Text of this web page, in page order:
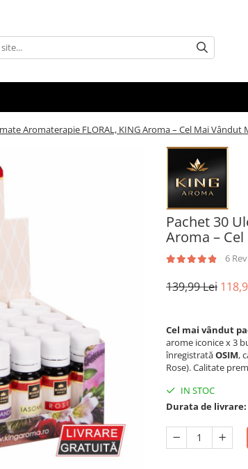
Aromaterapie FLORAL, KING Aroma – Cel Mai Vândut
Pachet 30
Aroma –
6
139,99 Lei
Cel mai vândut
arome iconice x 3
înregistratăOSIM,
Rose). Calitate
IN STOC
Durata de livrare: